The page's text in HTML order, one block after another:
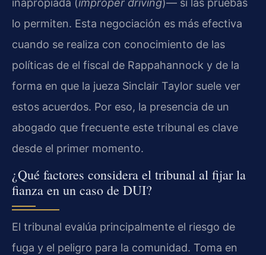
inapropiada (improper driving)— si las pruebas
lo permiten. Esta negociación es más efectiva
cuando se realiza con conocimiento de las
políticas de el fiscal de Rappahannock y de la
forma en que la jueza Sinclair Taylor suele ver
estos acuerdos. Por eso, la presencia de un
abogado que frecuente este tribunal es clave
desde el primer momento.
¿Qué factores considera el tribunal al fijar la
fianza en un caso de DUI?
El tribunal evalúa principalmente el riesgo de
fuga y el peligro para la comunidad. Toma en